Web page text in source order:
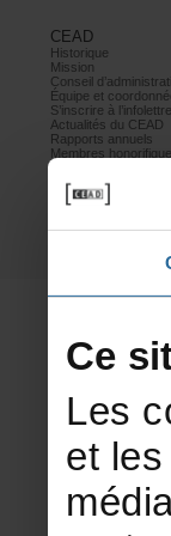
CEAD
Historique
Mission
S’inscrireàl’infolettre
ActualitésduCEAD
Rapportsannuels
Mesurescontrele
harcèlement